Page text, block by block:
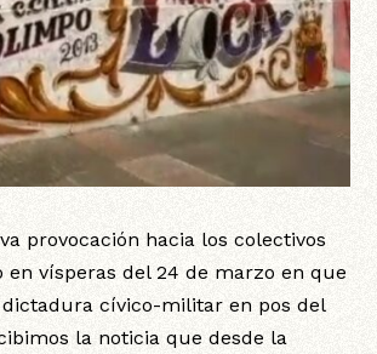
provocación hacia los colectivos
en vísperas del 24 de marzo en que
cívico-militar en pos del
la noticia que desde la